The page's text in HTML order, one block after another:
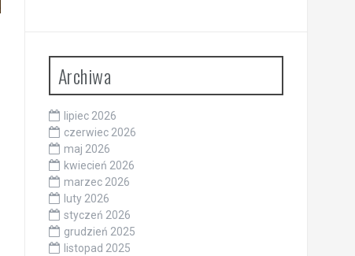
Archiwa
lipiec 2026
czerwiec 2026
maj 2026
kwiecień 2026
marzec 2026
luty 2026
styczeń 2026
grudzień 2025
listopad 2025